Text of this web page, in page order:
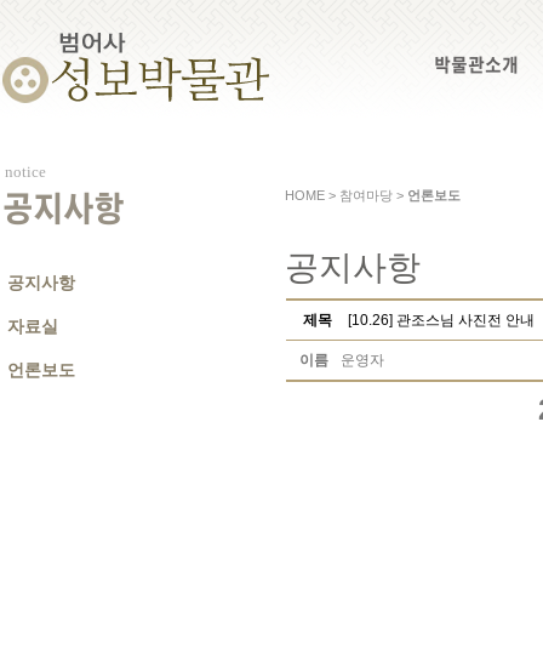
박물관소개
notice
공지사항
공지사항
자료실
언론보도
HOME > 참여마당 > 언론보도
공지사항
제목 [10.26] 관조스님 사진전 안내
이름 운영자